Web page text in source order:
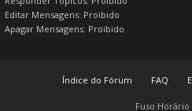
Editar Mensagens: Proibido
Apagar Mensagens: Proibido
Índice do Fórum FAQ
Fuso Horário